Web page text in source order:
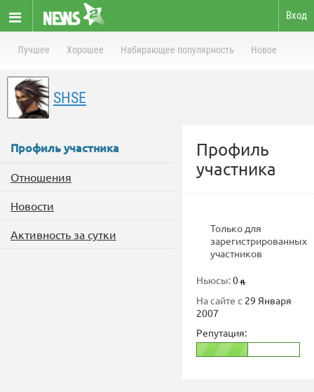
Вход
Лучшее Хорошее Набирающее популярность Новое
SHSE
Профиль участника
Отношения
Новости
Активность за сутки
Профиль
участника
Только для
зарегистрированных
участников
Ньюсы:0
На сайте с 29 Января
2007
Репутация: